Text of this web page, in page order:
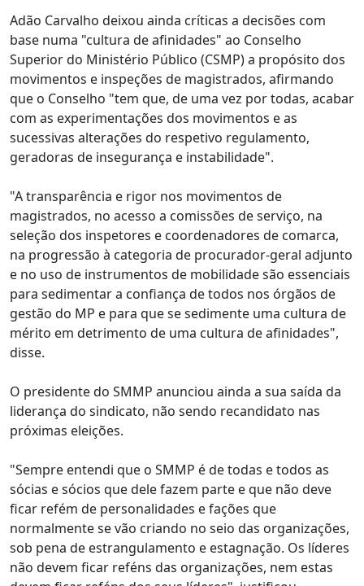
Adão Carvalho deixou ainda críticas a decisões com
base numa "cultura de afinidades" ao Conselho
Superior do Ministério Público (CSMP) a propósito dos
movimentos e inspeções de magistrados, afirmando
que o Conselho "tem que, de uma vez por todas, acabar
com as experimentações dos movimentos e as
sucessivas alterações do respetivo regulamento,
geradoras de insegurança e instabilidade".
"A transparência e rigor nos movimentos de
magistrados, no acesso a comissões de serviço, na
seleção dos inspetores e coordenadores de comarca,
na progressão à categoria de procurador-geral adjunto
e no uso de instrumentos de mobilidade são essenciais
para sedimentar a confiança de todos nos órgãos de
gestão do MP e para que se sedimente uma cultura de
mérito em detrimento de uma cultura de afinidades",
disse.
O presidente do SMMP anunciou ainda a sua saída da
liderança do sindicato, não sendo recandidato nas
próximas eleições.
"Sempre entendi que o SMMP é de todas e todos as
sócias e sócios que dele fazem parte e que não deve
ficar refém de personalidades e fações que
normalmente se vão criando no seio das organizações,
sob pena de estrangulamento e estagnação. Os líderes
não devem ficar reféns das organizações, nem estas